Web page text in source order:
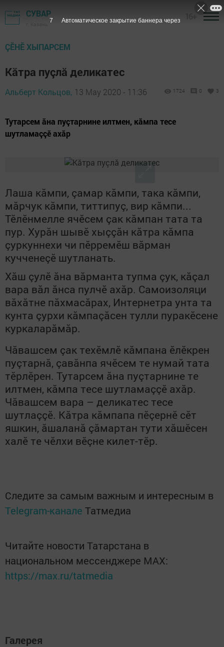
СУВАР
ÇӖНӖ ХЫПАРСЕМ
Кăтра пуçлă деликатес
Альберт Кольцов, 13 May 2020 - 11:36 1724 0 3
Тутарсем ăна пуçтарнине илтмен, кăмпа тесе
шутламаççӗ ахăр
Лаша кăмпи, çамар кăмпи, така кăмпи,
мăрчук кăмпи, титтипуç, вир кăмпи...
Тӗлӗнмелле ячӗсем çак кăмпан тата та
пур. Хурăн шывӗ хыççăн кăтра кăмпа
çуркуннехи чи пӗрремӗш вăрман
кучченеçӗ шутланать.
Хăш çулӗ ăна вăрманта тупма çук, кăçал
вара вăл ăнса пулчӗ ахăр. Самоизоляци
вăхăтне пăхмасăрах, Интернетра унта та
кунта çурхи кăмпаçăсен тулли пуракӗсене
куркаларăмăр.
Чăвашсем çак техӗмлӗ кăмпана ӗлӗкрен
пуçтарнă, çавăнпа ячӗсем те нумай тата
тӗрлӗрен. Тутарсем ăна пуçтарнине те
илтмен, кăмпа тесе шутламаççӗ ахăр.
Чăвашсем вара – деликатес тесе
шутлаççӗ. Кăтра кăмпапа пӗçернӗ сӗт
яшкин, ăшаланă çăмартан тути хăшӗсен
халӗ те чӗлхи вӗçне килет-тӗр.
Следите за самым важным и интересным в
Telegram-канале Татмедиа
Читайте новости Татарстана в
национальном мессенджере MАХ:
https://max.ru/tatmedia
Галерея
6 Автоматическое закрытие баннера через